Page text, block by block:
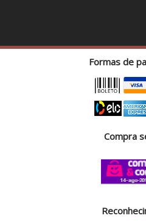
Formas de
Compra